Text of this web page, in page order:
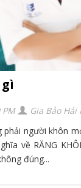
Gia Bảo Hải
phải người khôn
về RĂNG
đúng...